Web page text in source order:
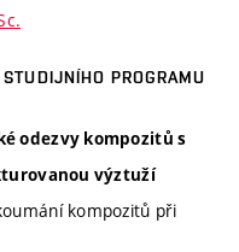
PROGRAMU
odezvy kompozitů s
výztuží
kompozitů při